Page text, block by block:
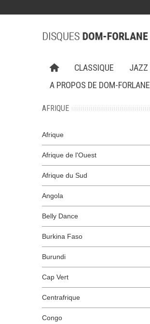
CLASSIQUE JAZZ
A PROPOS DE DOM-FORLANE
AFRIQUE
Afrique
Afrique de l'Ouest
Afrique du Sud
Angola
Belly Dance
Burkina Faso
Burundi
Cap Vert
Centrafrique
Congo